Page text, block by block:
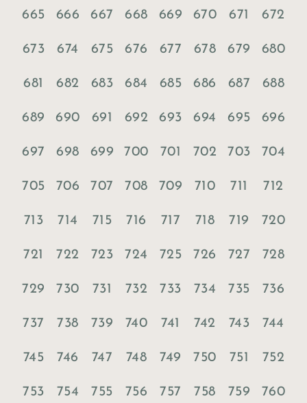
665 666 667 668 669 670 671 672
673 674 675 676 677 678 679 680
681 682 683 684 685 686 687 688
689 690 691 692 693 694 695 696
697 698 699 700 701 702 703 704
705 706 707 708 709 710 711 712
713 714 715 716 717 718 719 720
721 722 723 724 725 726 727 728
729 730 731 732 733 734 735 736
737 738 739 740 741 742 743 744
745 746 747 748 749 750 751 752
753 754 755 756 757 758 759 760